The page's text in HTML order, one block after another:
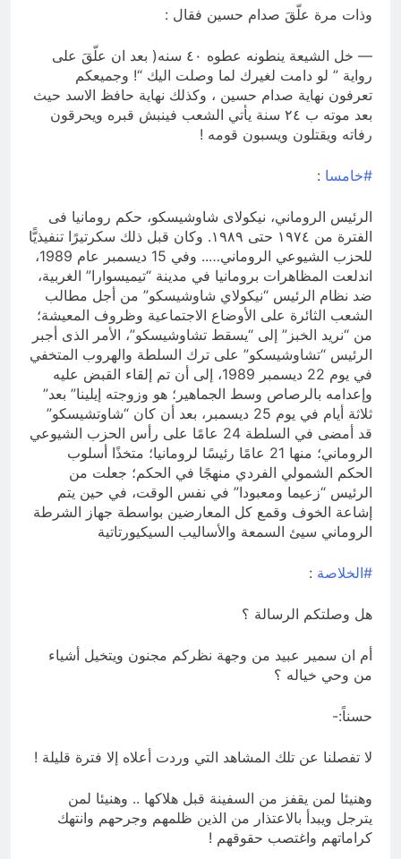
وذات مرة علّقَ صدام حسين فقال :
— خل الشيعة ينطونه عطوه ٤٠ سنه( بعد ان علّقَ على
رواية ” لو دامت لغيرك لما وصلت اليك “! وجميعكم
تعرفون نهاية صدام حسين ، وكذلك نهاية حافظ الاسد حيث
بعد موته ب ٢٤ سنة يأتي الشعب فينبش قبره ويحرقون
رفاته ويقتلون ويسبون قومه !
#خامسا :
الرئيس الروماني، نيكولاى شاوشيسكو، حكم رومانيا فى
الفترة من ١٩٧٤ حتى ١٩٨٩. وكان قبل ذلك سكرتيرًا تنفيذيًّا
للحزب الشيوعي الروماني….. وفي 15 ديسمبر عام 1989،
اندلعت المظاهرات برومانيا في مدينة “تيميسوارا” الغربية،
ضد نظام الرئيس “نيكولاي شاوشيسكو” من أجل مطالب
الشعب الثائرة على الأوضاع الاجتماعية وظروف المعيشة؛
من “نريد الخبز” إلى “يسقط تشاوشيسكو”، الأمر الذى أجبر
الرئيس “تشاوشيسكو” على ترك السلطة والهروب المتخفي
في يوم 22 ديسمبر 1989، إلى أن تم إلقاء القبض عليه
وإعدامه بالرصاص وسط الجماهير؛ هو وزوجته ‪”إيلينا” بعد
ثلاثة أيام في يوم 25 ديسمبر، بعد أن كان “شاوتشيسكو”
قد أمضى في السلطة 24 عامًا على رأس الحزب الشيوعي
الروماني؛ منها 21 عامًا رئيسًا لرومانيا؛ متخذًا أسلوب
الحكم الشمولي الفردي منهجًا في الحكم؛ جعلت من
الرئيس “زعيما ومعبودا” في نفس الوقت، في حين يتم
إشاعة الخوف وقمع كل المعارضين بواسطة جهاز الشرطة
الروماني سيئ السمعة والأساليب السيكيورتاتية
#الخلاصة :
هل وصلتكم الرسالة ؟
أم ان سمير عبيد من وجهة نظركم مجنون ويتخيل أشياء
من وحي خياله ؟
حسناً:-
لا تفصلنا عن تلك المشاهد التي وردت أعلاه إلا فترة قليلة !
وهنيئا لمن يقفز من السفينة قبل هلاكها .. وهنيئا لمن
يترجل ويبدأ بالاعتذار من الذين ظلمهم وجرحهم وانتهك
كراماتهم واغتصب حقوقهم !